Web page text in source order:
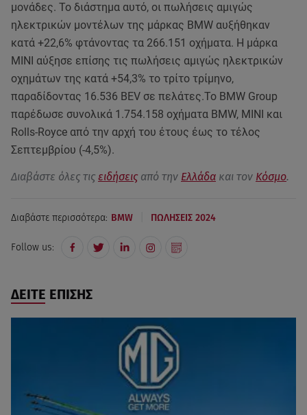
μονάδες. Το διάστημα αυτό, οι πωλήσεις αμιγώς
ηλεκτρικών μοντέλων της μάρκας BMW αυξήθηκαν
κατά +22,6% φτάνοντας τα 266.151 οχήματα. Η μάρκα
MINI αύξησε επίσης τις πωλήσεις αμιγώς ηλεκτρικών
οχημάτων της κατά +54,3% το τρίτο τρίμηνο,
παραδίδοντας 16.536 BEV σε πελάτες.Το BMW Group
παρέδωσε συνολικά 1.754.158 οχήματα BMW, MINI και
Rolls-Royce από την αρχή του έτους έως το τέλος
Σεπτεμβρίου (-4,5%).
Διαβάστε όλες τις ειδήσεις από την Ελλάδα και τον Κόσμο.
Διαβάστε περισσότερα: BMW ΠΩΛΗΣΕΙΣ 2024
Follow us:
ΔΕΙΤΕ ΕΠΙΣΗΣ